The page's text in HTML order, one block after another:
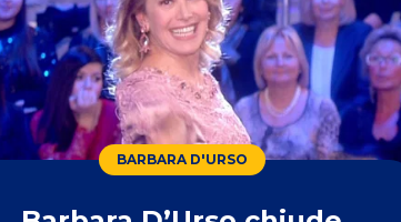
BARBARA D'URSO